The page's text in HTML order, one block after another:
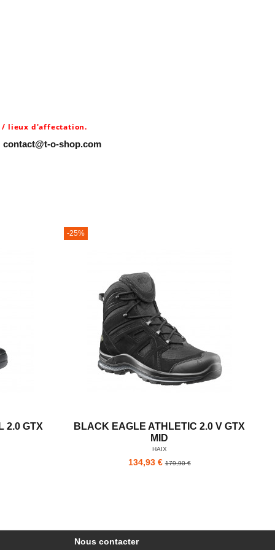
/ lieux d'affectation.
contact@t-o-shop.com
2.0 GTX
-25%
BLACK EAGLE ATHLETIC 2.0 V GTX
MID
HAIX
134,93 €179,90 €
Nous contacter